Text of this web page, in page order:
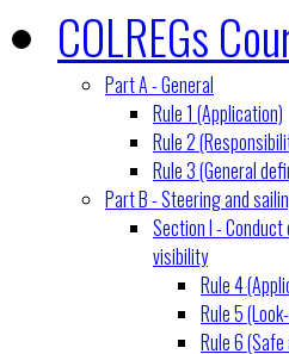
COLREGs
Part A - General
Rule 1 (Application)
Rule 2
Rule 3 (General
Part B - Steering and
Section I -
visibility
Rule 4
Rule 5
Rule 6